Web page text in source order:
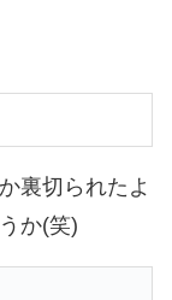
裏切られたよ
か(笑)